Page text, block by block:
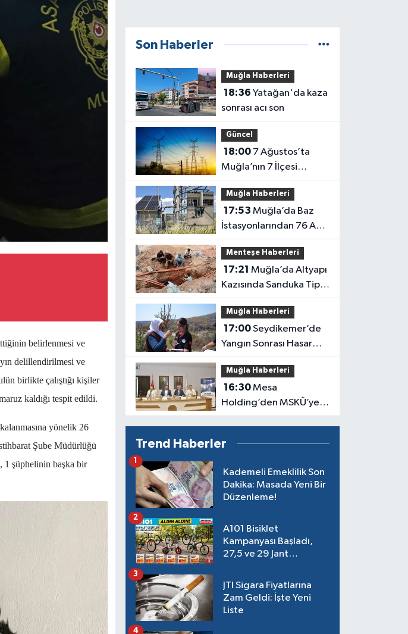
belirlenmesi ve
delillendirilmesi ve
birlikte çalıştığı kişiler
kaldığı tespit edildi.
yönelik 26
Şube Müdürlüğü
1 şüphelinin başka bir
Son Haberler
Muğla Haberleri
18:36
sonrası acı son
Güncel
18:007 Ağustos’ta
Muğla’nın 7 İlçesi
Karanlıkta Kalacak
Muğla Haberleri
17:53
İstasyonlarından 76 Akü
Çalan Şüpheli Tutuklandı
Menteşe Haberleri
17:21
Kazısında Sanduka Tipi
Mezar Bulundu
Muğla Haberleri
17:00Seydikemer’de
Yangın Sonrası Hasar
Tespiti Başladı
Muğla Haberleri
16:30Mesa
Holding’den MSKÜ’ye
300 Milyon TL’lik Bağış
Trend Haberler
Kademeli Emeklilik Son
Dakika: Masada Yeni Bir
Düzenleme!
1
A101 Bisiklet
Kampanyası Başladı,
27,5 ve 29 Jant
2
JTI Sigara Fiyatlarına
Zam Geldi: İşte Yeni
Liste
3
4